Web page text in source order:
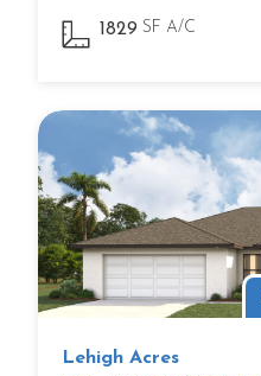
1829 SF A/C
Lehigh Acres